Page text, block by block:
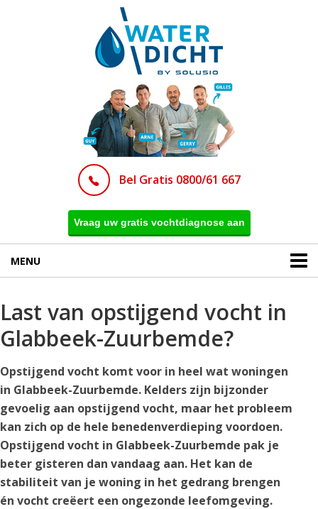
Bel Gratis 0800/61 667
Vraag uw gratis vochtdiagnose aan
MENU
Last van opstijgend vocht in
Glabbeek-Zuurbemde?
Opstijgend vocht komt voor in heel wat woningen
in Glabbeek-Zuurbemde. Kelders zijn bijzonder
gevoelig aan opstijgend vocht, maar het probleem
kan zich op de hele benedenverdieping voordoen.
Opstijgend vocht in Glabbeek-Zuurbemde pak je
beter gisteren dan vandaag aan. Het kan de
stabiliteit van je woning in het gedrang brengen
én vocht creëert een ongezonde leefomgeving.